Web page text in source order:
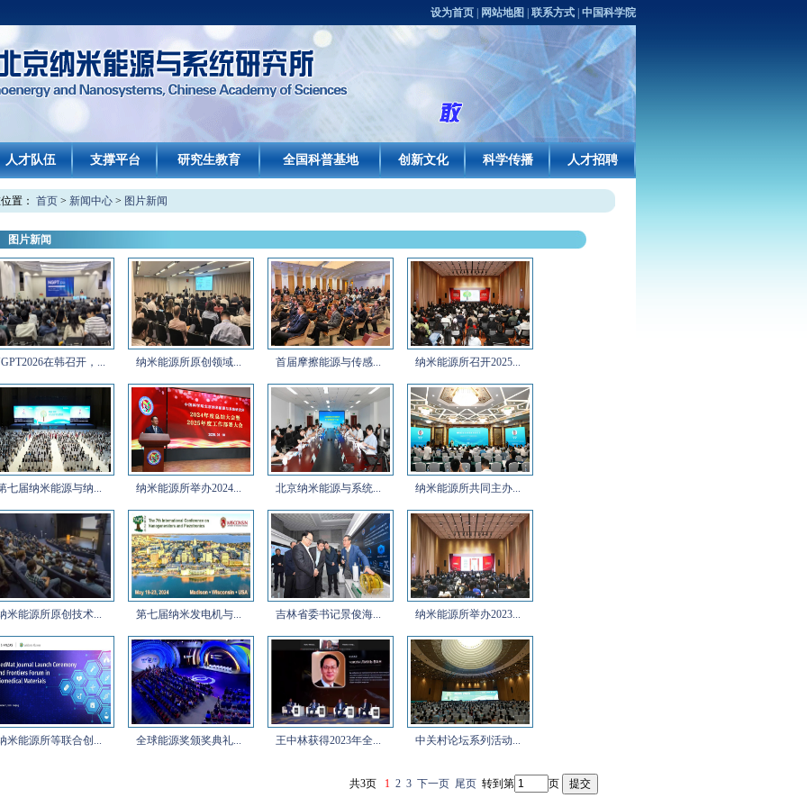
设为首页| 网站地图 联系方式| 中国科学院
人才队伍 支撑平台 研究生教育 全国科普基地 创新文化 科学传播 人才招聘
置： 首页> 新闻中心> 图片新闻
图片新闻
在韩召开，... 纳米能源所原创领域... 首届摩擦能源与传感... 纳米能源所召开2025...
七届纳米能源与纳... 纳米能源所举办2024... 北京纳米能源与系统... 纳米能源所共同主办...
米能源所原创技术... 第七届纳米发电机与... 吉林省委书记景俊海... 纳米能源所举办2023...
米能源所等联合创... 全球能源奖颁奖典礼... 王中林获得2023年全... 中关村论坛系列活动...
共3页 1 2 3 下一页 尾页 转到第 页